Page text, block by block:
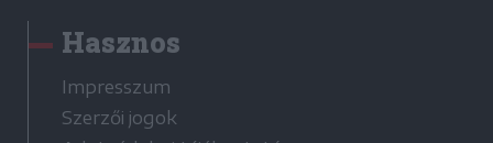
Hasznos
Impresszum
Szerzői jogok